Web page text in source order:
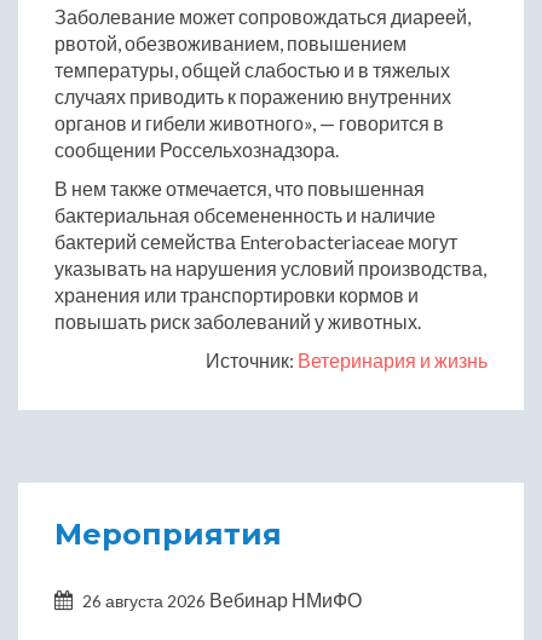
Заболевание может сопровождаться диареей,
рвотой, обезвоживанием, повышением
температуры, общей слабостью и в тяжелых
случаях приводить к поражению внутренних
органов и гибели животного», — говорится в
сообщении Россельхознадзора.
В нем также отмечается, что повышенная
бактериальная обсемененность и наличие
бактерий семейства Enterobacteriaceae могут
указывать на нарушения условий производства,
хранения или транспортировки кормов и
повышать риск заболеваний у животных.
Источник: Ветеринария и жизнь
Мероприятия
26 августа 2026 Вебинар НМиФО